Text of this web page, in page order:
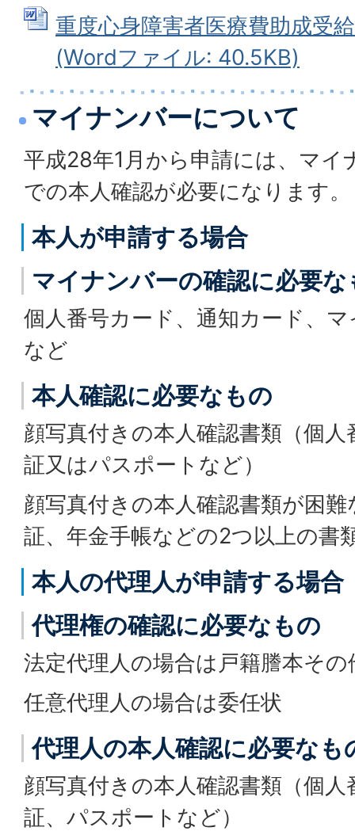
重度心身障害者医療費助成受
(Wordファイル: 40.5KB)
マイナンバーについて
平成28年1月から申請には、マイ
での本人確認が必要になります。
本人が申請する場合
マイナンバーの確認に必要な
個人番号カード、通知カード、
など
本人確認に必要なもの
顔写真付きの本人確認書類（個
証又はパスポートなど）
顔写真付きの本人確認書類が困
証、年金手帳などの2つ以上の書
本人の代理人が申請する場合
代理権の確認に必要なもの
法定代理人の場合は戸籍謄本そ
任意代理人の場合は委任状
代理人の本人確認に必要なも
顔写真付きの本人確認書類（個
証、パスポートなど）